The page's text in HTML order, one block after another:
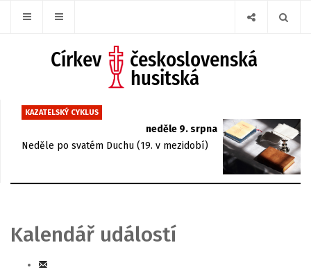
KAZATELSKÝ CYKLUS
neděle 9. srpna
Neděle po svatém Duchu (19. v mezidobí)
Kalendář událostí